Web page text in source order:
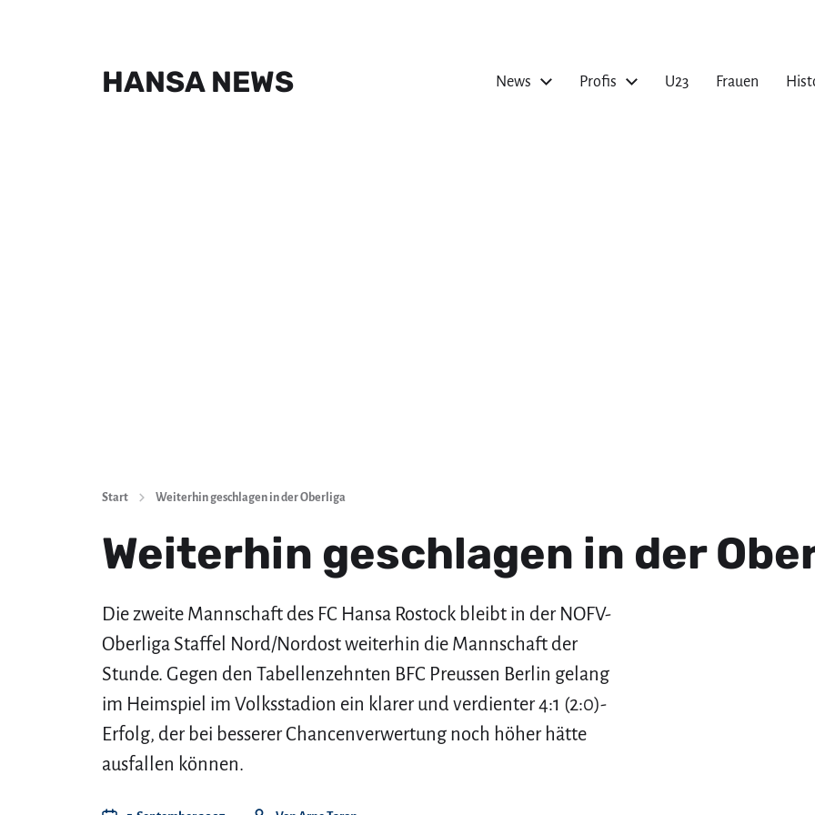
HANSA NEWS News Profis U23 Frauen
Start Weiterhin geschlagen in der Oberliga
Weiterhin geschlagen in der
Die zweite Mannschaft des FC Hansa Rostock bleibt in der NOFV-
Oberliga Staffel Nord/Nordost weiterhin die Mannschaft der
Stunde. Gegen den Tabellenzehnten BFC Preussen Berlin gelang
im Heimspiel im Volksstadion ein klarer und verdienter 4:1 (2:0)-
Erfolg, der bei besserer Chancenverwertung noch höher hätte
ausfallen können.